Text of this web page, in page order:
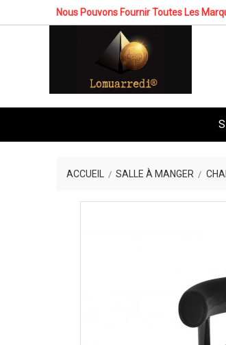
Nous Pouvons Fournir Toutes Les
ACCUEIL SALLE À MANGER